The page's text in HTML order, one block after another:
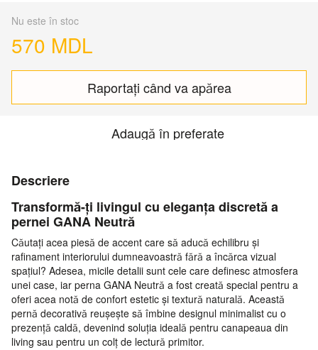
Nu este în stoc
570 MDL
Raportați când va apărea
Adaugă în preferate
Descriere
Transformă-ți livingul cu eleganța discretă a
pernei GANA Neutră
Căutați acea piesă de accent care să aducă echilibru și
rafinament interiorului dumneavoastră fără a încărca vizual
spațiul? Adesea, micile detalii sunt cele care definesc atmosfera
unei case, iar perna GANA Neutră a fost creată special pentru a
oferi acea notă de confort estetic și textură naturală. Această
pernă decorativă reușește să îmbine designul minimalist cu o
prezență caldă, devenind soluția ideală pentru canapeaua din
living sau pentru un colț de lectură primitor.